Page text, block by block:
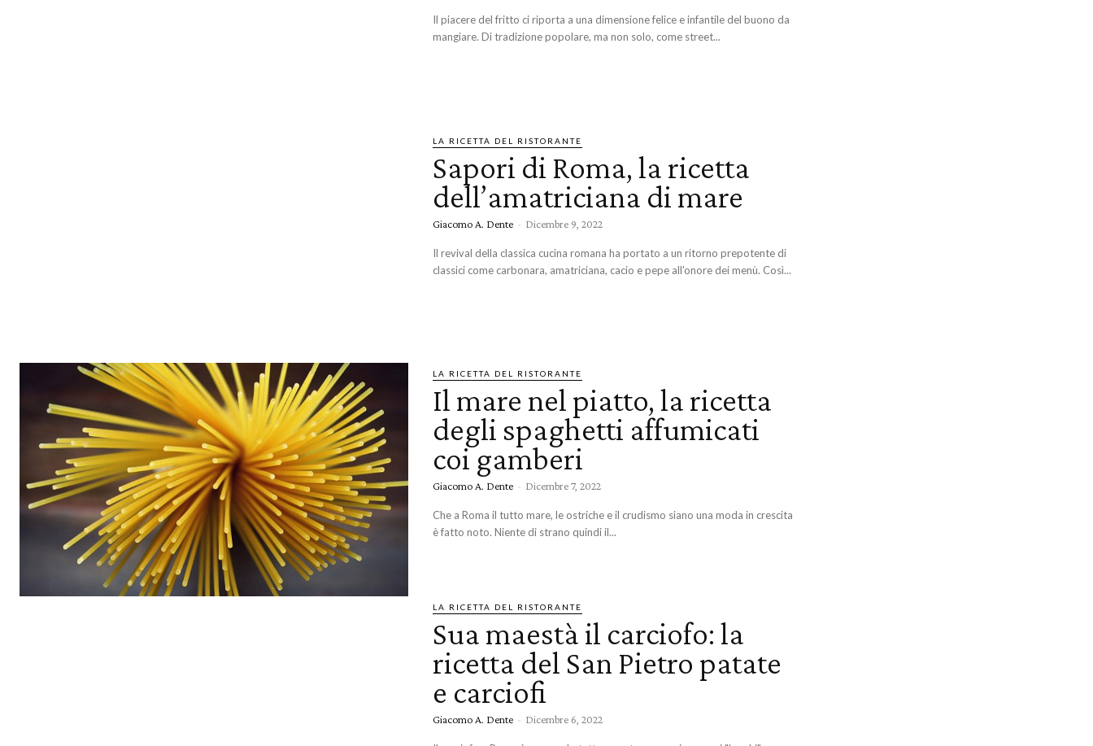
Il piacere del fritto ci riporta a una dimensione felice e infantile del buono da
mangiare. Di tradizione popolare, ma non solo, come street...
LA RICETTA DEL RISTORANTE
Sapori di Roma, la ricetta
dell’amatriciana di mare
Giacomo A. Dente - Dicembre 9, 2022
Il revival della classica cucina romana ha portato a un ritorno prepotente di
classici come carbonara, amatriciana, cacio e pepe all'onore dei menù. Così...
LA RICETTA DEL RISTORANTE
Il mare nel piatto, la ricetta
degli spaghetti affumicati
coi gamberi
Giacomo A. Dente - Dicembre 7, 2022
Che a Roma il tutto mare, le ostriche e il crudismo siano una moda in crescita
è fatto noto. Niente di strano quindi il...
LA RICETTA DEL RISTORANTE
Sua maestà il carciofo: la
ricetta del San Pietro patate
e carciofi
Giacomo A. Dente - Dicembre 6, 2022